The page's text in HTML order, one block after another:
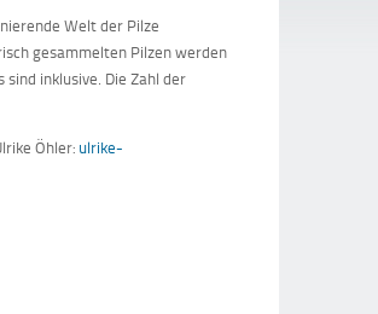
Welt der Pilze
gesammelten Pilzen werden
inklusive. Die Zahl der
Öhler: ulrike-